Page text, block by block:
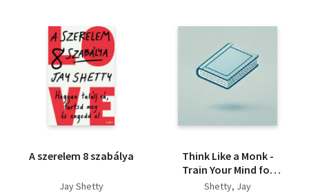
A szerelem 8 szabálya
Jay Shetty
Think Like a Monk -
Train Your Mind for
Peace and Purpose
Shetty, Jay